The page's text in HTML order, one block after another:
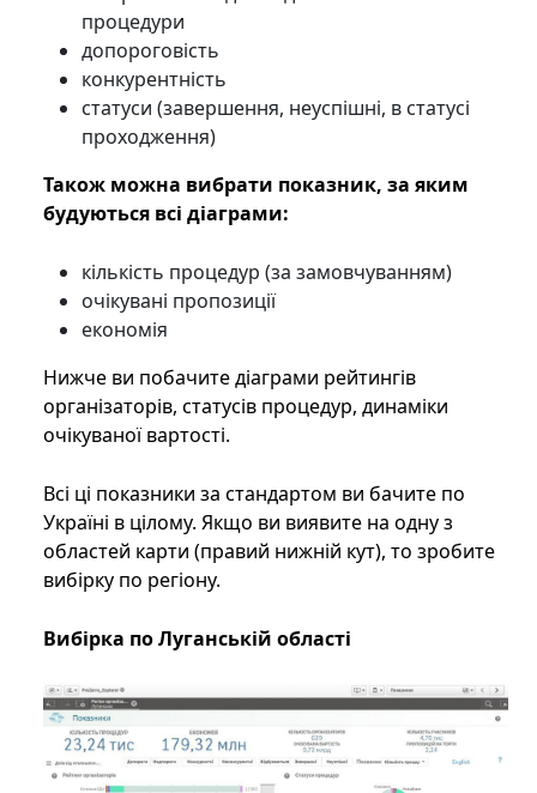
процедури
допороговість
конкурентність
статуси (завершення, неуспішні, в статусі
проходження)
Також можна вибрати показник, за яким
будуються всі діаграми:
кількість процедур (за замовчуванням)
очікувані пропозиції
економія
Нижче ви побачите діаграми рейтингів
організаторів, статусів процедур, динаміки
очікуваної вартості.
Всі ці показники за стандартом ви бачите по
Україні в цілому. Якщо ви виявите на одну з
областей карти (правий нижній кут), то зробите
вибірку по регіону.
Вибірка по Луганській області